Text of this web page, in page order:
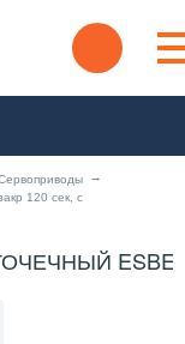
120 сек, с
ESBE